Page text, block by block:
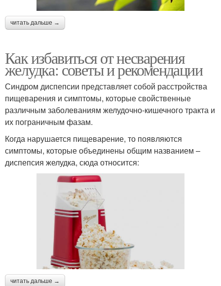
читать дальше →
Как избавиться от несварения
желудка: советы и рекомендации
Синдром диспепсии представляет собой расстройства
пищеварения и симптомы, которые свойственные
различным заболеваниям желудочно-кишечного тракта и
их пограничным фазам.
Когда нарушается пищеварение, то появляются
симптомы, которые объединены общим названием –
диспепсия желудка, сюда относится:
читать дальше →